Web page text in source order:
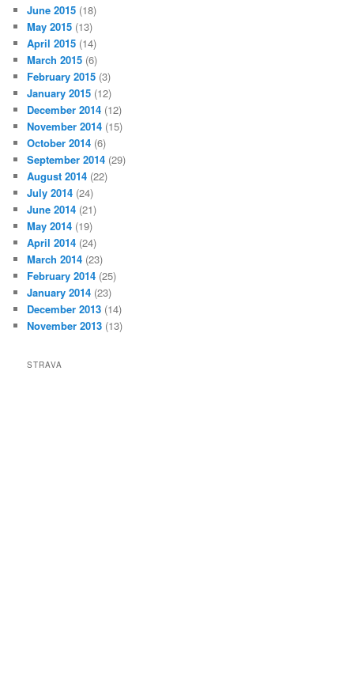
June 2015 (18)
May 2015 (13)
April 2015 (14)
March 2015 (6)
February 2015 (3)
January 2015 (12)
December 2014 (12)
November 2014 (15)
October 2014 (6)
September 2014 (29)
August 2014 (22)
July 2014 (24)
June 2014 (21)
May 2014 (19)
April 2014 (24)
March 2014 (23)
February 2014 (25)
January 2014 (23)
December 2013 (14)
November 2013 (13)
STRAVA